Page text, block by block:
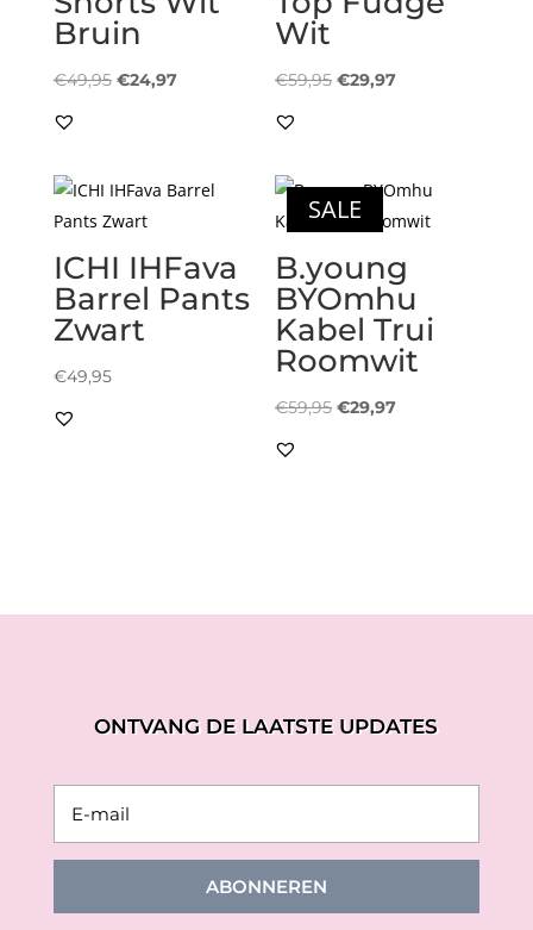
Bruin
€49,95 Oorspronkelijke
€24,97Huidige
Wit
€59,95 Oorspronkelijke
€29,97Huidige
ICHI IHFava
Barrel Pants
Zwart
€49,95
SALE
B.young
BYOmhu
Kabel Trui
Roomwit
€59,95 Oorspronkelijke
€29,97Huidige
ONTVANG DE LAATSTE UPDATES
ABONNEREN